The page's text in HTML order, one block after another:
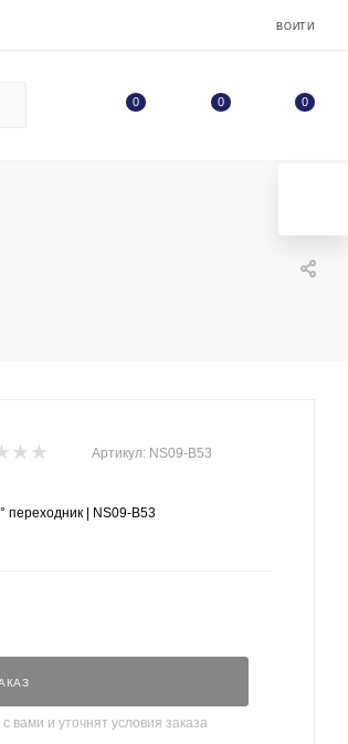
ВОЙТИ
0 0 0
Артикул: NS09-B53
переходник | NS09-B53
и уточнят условия заказа